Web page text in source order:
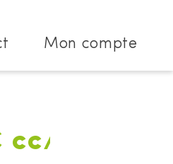
Mon compte
mois